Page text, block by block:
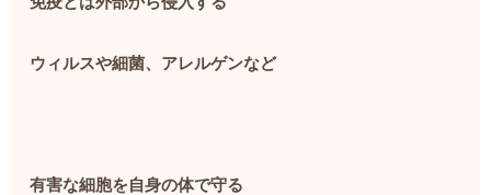
ウィルスや細菌、アレルゲンなど
有害な細胞を自身の体で守る